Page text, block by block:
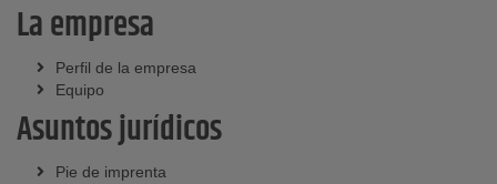
La empresa
Perfil de la empresa
Equipo
Asuntos jurídicos
Pie de imprenta